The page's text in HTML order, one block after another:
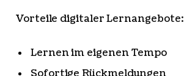
Vorteile digitaler Lernangebote:
Lernen im eigenen Tempo